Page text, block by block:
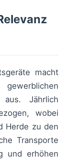
macht
aus. Jährlich
wobei
Herde zu den
Transporte
und erhöhen